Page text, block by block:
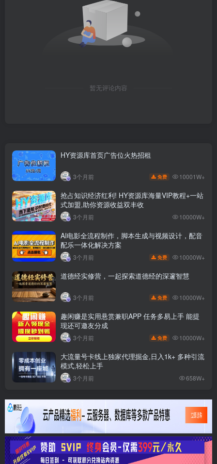
暂无评论内容
HY资源库首页广告位火热招租
3个月前 免费 10001W+
抢占知识经济红利! HY资源库海量VIP教程+一站
式加盟,助你资源收益双丰收
3个月前 10000W+
AI电影全流程制作，脚本生成与视频设计，配音
配乐一体化解决方案
3个月前 免费 10000W+
道德经实修营，一起探索道德经的深邃智慧
3个月前 免费 10000W+
趣闲赚是实用悬赏兼职APP 任务多易上手 能提
现还可邀友分成
3个月前 免费 10000W+
大流量号卡线上独家代理掘金,日入1k+ 多种引流
模式,轻松上手
3个月前 658W+